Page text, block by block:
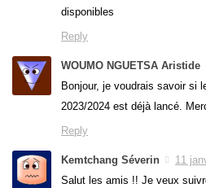
disponibles
Reply
WOUMO NGUETSA Aristide
Bonjour, je voudrais savoir si
2023/2024 est déjà lancé.
Reply
Kemtchang Séverin
11
Salut les amis !! Je veux